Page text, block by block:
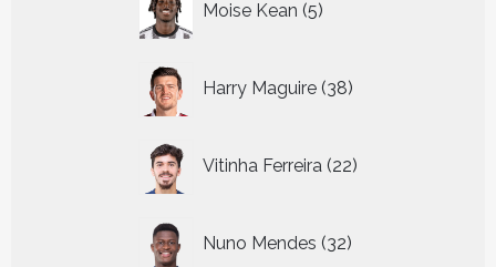
Moise Kean 5
producten
Harry Maguire 38
producten
Vitinha Ferreira 22
producten
Nuno Mendes 32
producten